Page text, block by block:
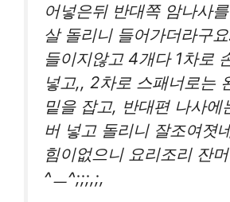
어넣은뒤 반대쪽 암나사
살 돌리니 들어가더라구
들이지않고 4개다 1차로
넣고,, 2차로 스패너로는
밑을 잡고, 반대편 나사에
버 넣고 돌리니 잘조여졋
힘이없으니 요리조리 잔
^ㅡ^;;;,;,